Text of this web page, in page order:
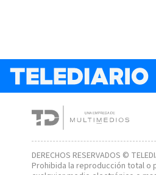
DERECHOS RESERVADOS ©
Prohibida la reproducción total o